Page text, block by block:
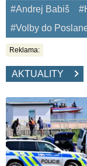
#Andrej Babiš
#Volby do
Reklama:
AKTUALITY